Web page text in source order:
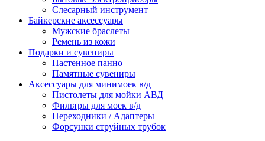
Слесарный инструмент
Байкерские аксессуары
Мужские браслеты
Ремень из кожи
Подарки и сувениры
Настенное панно
Памятные сувениры
Аксессуары для минимоек в/д
Пистолеты для мойки АВД
Фильтры для моек в/д
Переходники / Адаптеры
Форсунки струйных трубок